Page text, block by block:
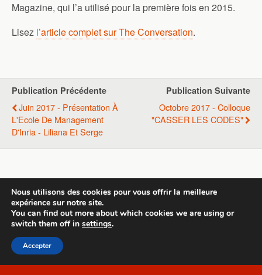
Magazine, qui l’a utilisé pour la première fois en 2015.
Lisez l’article complet sur The Conversation.
Publication Précédente
Juin 2017 - Présentation À
L'Ecole De Management
D'Inria - Liliana Et Serge
Publication Suivante
Octobre 2017 - Colloque
"CASSER LES CODES"
Mobile Bureau
Nous utilisons des cookies pour vous offrir la meilleure
expérience sur notre site.
You can find out more about which cookies we are using or
switch them off in settings.
Accepter